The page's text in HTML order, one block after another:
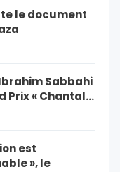
le document
Sabbahi
Prix « Chantal…
est
», le